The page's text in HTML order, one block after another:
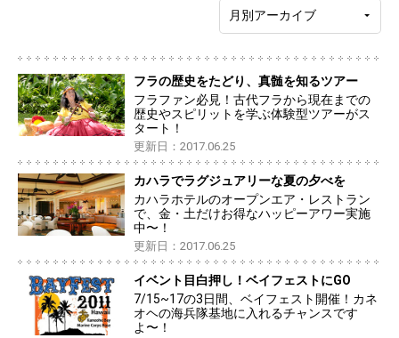
フラの歴史をたどり、真髄を知るツアー
フラファン必見！古代フラから現在までの
歴史やスピリットを学ぶ体験型ツアーがス
タート！
更新日：2017.06.25
カハラでラグジュアリーな夏の夕べを
カハラホテルのオープンエア・レストラン
で、金・土だけお得なハッピーアワー実施
中〜！
更新日：2017.06.25
イベント目白押し！ベイフェストにGO
7/15~17の3日間、ベイフェスト開催！カネ
オヘの海兵隊基地に入れるチャンスです
よ〜！